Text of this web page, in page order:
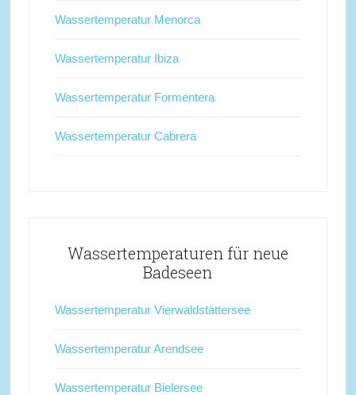
Wassertemperatur Menorca
Wassertemperatur Ibiza
Wassertemperatur Formentera
Wassertemperatur Cabrera
Wassertemperaturen für neue
Badeseen
Wassertemperatur Vierwaldstättersee
Wassertemperatur Arendsee
Wassertemperatur Bielersee